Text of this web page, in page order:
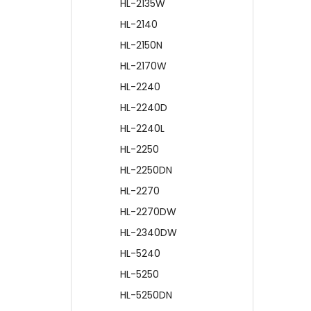
HL-2135W
HL-2140
HL-2150N
HL-2170W
HL-2240
HL-2240D
HL-2240L
HL-2250
HL-2250DN
HL-2270
HL-2270DW
HL-2340DW
HL-5240
HL-5250
HL-5250DN